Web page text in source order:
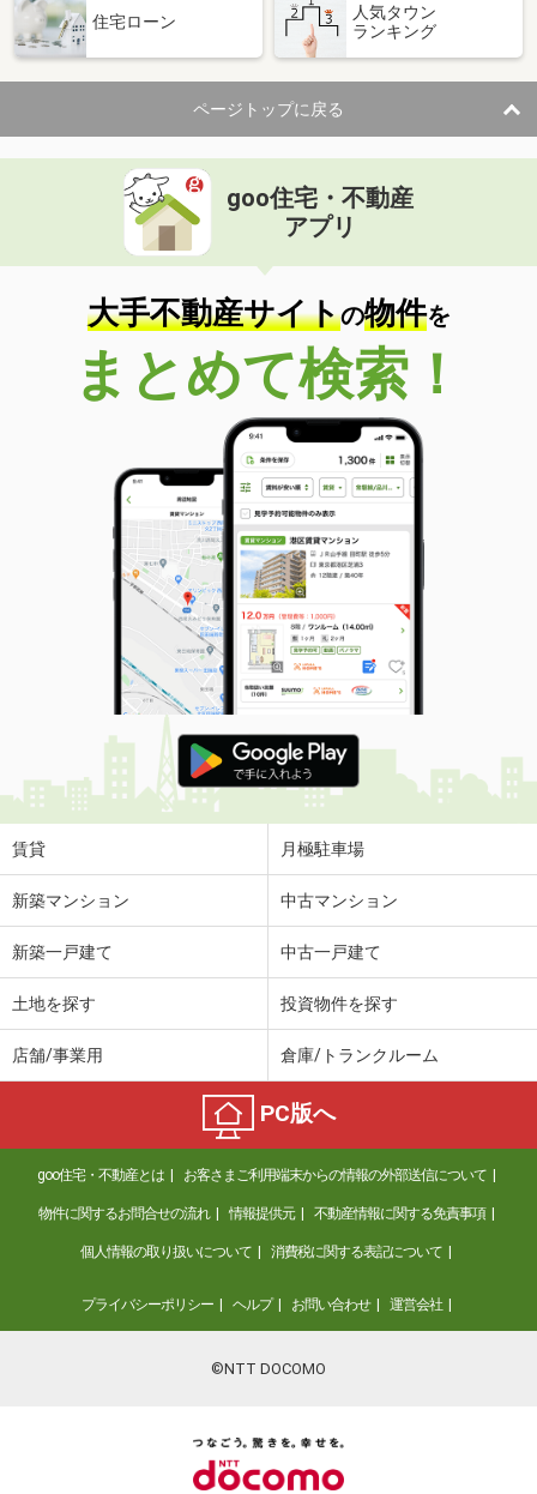
住宅ローン
人気タウン
ランキング
ページトップに戻る
goo住宅・不動産
アプリ
大手不動産サイトの物件を
まとめて検索！
賃貸 月極駐車場
新築マンション 中古マンション
新築一戸建て 中古一戸建て
土地を探す 投資物件を探す
店舗/事業用 倉庫/トランクルーム
PC版へ
goo住宅・不動産とは お客さまご利用端末からの情報の外部送信について
物件に関するお問合せの流れ 情報提供元 不動産情報に関する免責事項
個人情報の取り扱いについて 消費税に関する表記について
プライバシーポリシー ヘルプ お問い合わせ 運営会社
©NTT DOCOMO